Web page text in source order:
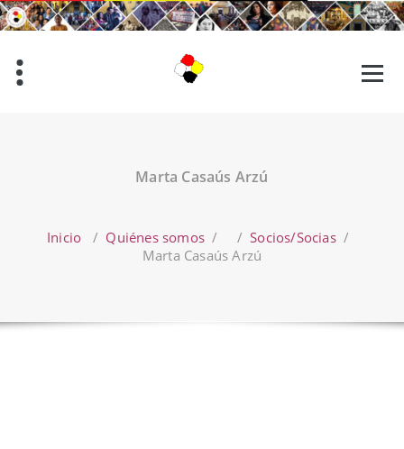
Saltar
al
Marta Casaús Arzú
Inicio / Quiénes somos / /Socios/Socias/
Marta Casaús Arzú